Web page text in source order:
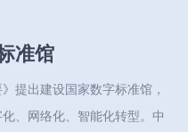
准馆
提出建设国家数字标准馆，
、网络化、智能化转型。中